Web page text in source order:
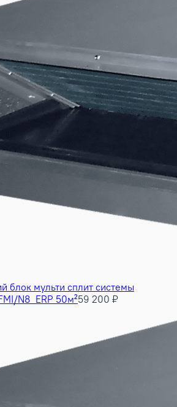
блок мульти сплит системы
N8_ERP 50м²59 200 ₽